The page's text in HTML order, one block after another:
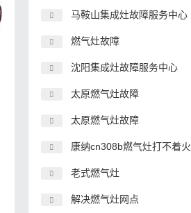
马鞍山集成灶故障服务中心
燃气灶故障
沈阳集成灶故障服务中心
太原燃气灶故障
太原燃气灶故障
康纳cn308b燃气灶打不着火
老式燃气灶
解决燃气灶网点